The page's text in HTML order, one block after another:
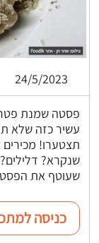
24/5/2023
פסטה שמנת
עשיר כזה שלא
תצטערו!
שנקרא?
שעוטף את
כניסה